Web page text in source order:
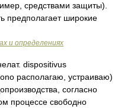
средствами защиты).
предполагает широкие
и определениях
dispositivus
располагаю, устраиваю)
согласно
процессе свободно